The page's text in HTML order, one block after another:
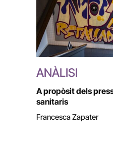
ANÀLISI
A propòsit dels
sanitaris
Francesca Zapater